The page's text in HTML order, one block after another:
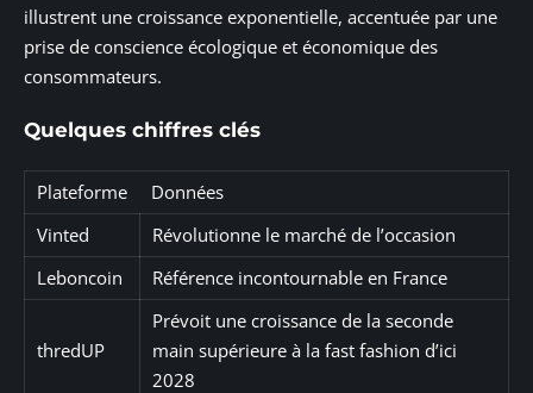
illustrent une croissance exponentielle, accentuée par une
prise de conscience écologique et économique des
consommateurs.
Quelques chiffres clés
Plateforme
Données
Vinted
Révolutionne le marché de l’occasion
Leboncoin
Référence incontournable en France
thredUP
Prévoit une croissance de la seconde
main supérieure à la fast fashion d’ici
2028